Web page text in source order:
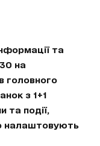
та
на
головного
з 1+1
та події,
налаштовують